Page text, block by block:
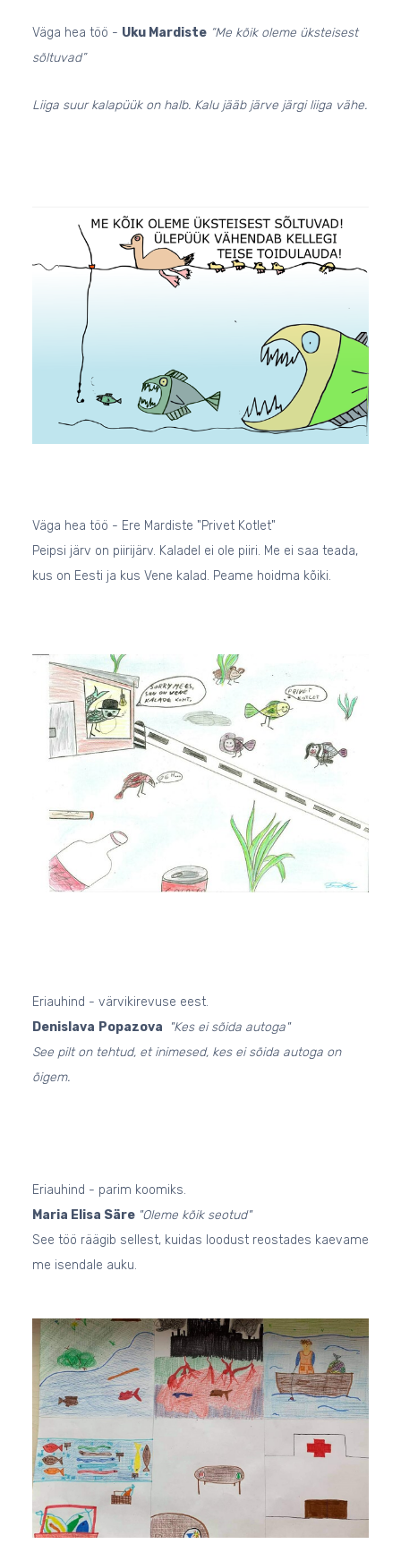
Väga hea töö - Uku Mardiste “Me kõik oleme üksteisest
sõltuvad”
Liiga suur kalapüük on halb. Kalu jääb järve järgi liiga vähe.
Väga hea töö - Ere Mardiste "Privet Kotlet"
Peipsi järv on piirijärv. Kaladel ei ole piiri. Me ei saa teada,
kus on Eesti ja kus Vene kalad. Peame hoidma kõiki.
Eriauhind - värvikirevuse eest.
Denislava Popazova
"Kes ei sõida autoga"
See pilt on tehtud, et inimesed, kes ei sõida autoga on
õigem.
Eriauhind - parim koomiks.
Maria Elisa Säre "Oleme kõik seotud"
See töö räägib sellest, kuidas loodust reostades kaevame
me isendale auku.